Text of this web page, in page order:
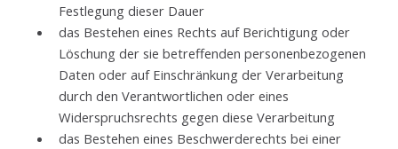
Festlegung dieser Dauer
das Bestehen eines Rechts auf Berichtigung oder
Löschung der sie betreffenden personenbezogenen
Daten oder auf Einschränkung der Verarbeitung
durch den Verantwortlichen oder eines
Widerspruchsrechts gegen diese Verarbeitung
das Bestehen eines Beschwerderechts bei einer